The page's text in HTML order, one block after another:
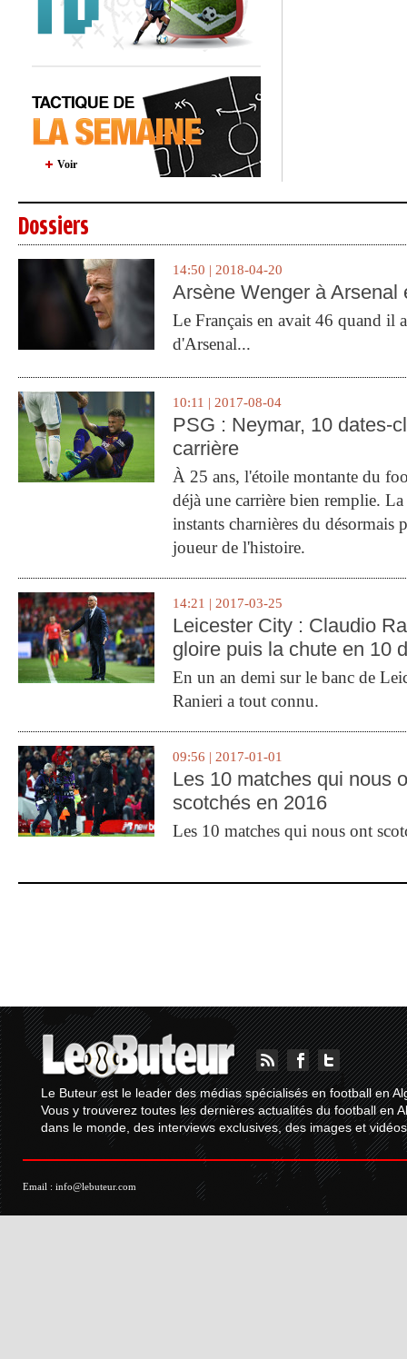
Voir
Dossiers
14:50 | 2018-04-20
Arsène Wenger à Arsenal
Le Français en avait 46 quand il
d'Arsenal...
10:11 | 2017-08-04
PSG : Neymar, 10 dates-
carrière
À 25 ans, l'étoile montante du
déjà une carrière bien remplie.
instants charnières du désormais
joueur de l'histoire.
14:21 | 2017-03-25
Leicester City : Claudio
gloire puis la chute en 10
En un an demi sur le banc de
Ranieri a tout connu.
09:56 | 2017-01-01
Les 10 matches qui nous
scotchés en 2016
Les 10 matches qui nous ont
Le Buteur est le leader des médias spécialisés en football en
Vous y trouverez toutes les dernières actualités du football en
dans le monde, des interviews exclusives, des images et
Email : info@lebuteur.com